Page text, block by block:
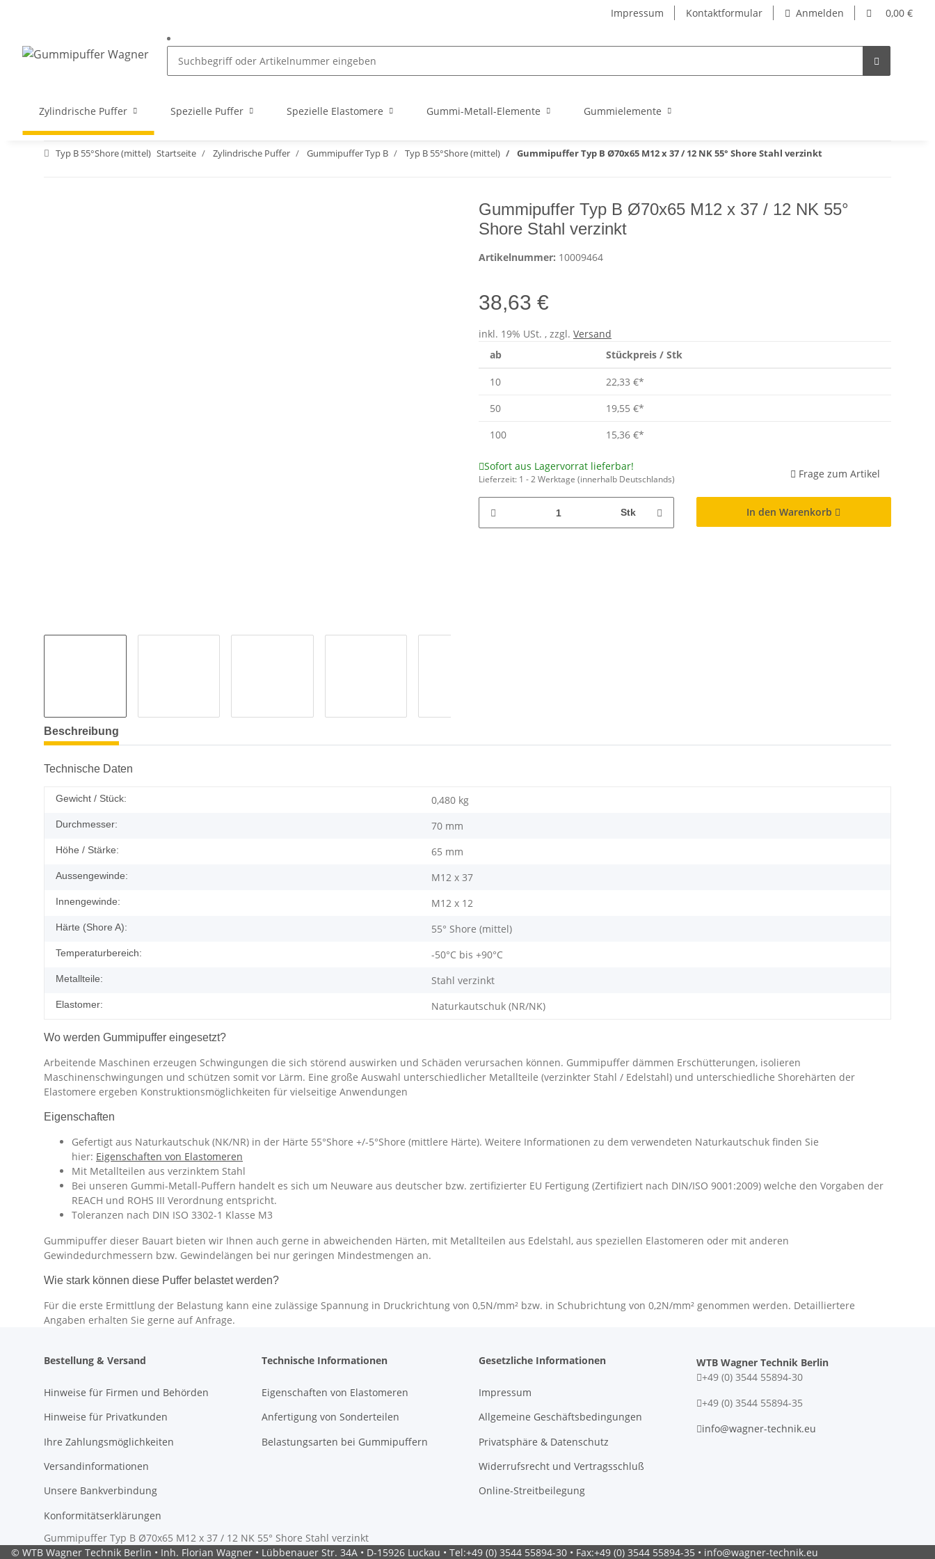
Impressum Kontaktformular Anmelden 0,00 €
Zylindrische Puffer Spezielle Puffer Spezielle Elastomere Gummi-Metall-Elemente Gummielemente
Typ B 55°Shore (mittel) Startseite Zylindrische Puffer Gummipuffer Typ B Typ B 55°Shore (mittel) Gummipuffer Typ B Ø70x65 M12 x 37 / 12 NK 55° Shore Stahl verzinkt
Gummipuffer Typ B Ø70x65 M12 x 37 / 12 NK 55°
Shore Stahl verzinkt
Artikelnummer: 10009464
38,63 €
inkl. 19% USt. , zzgl. Versand
ab
Stückpreis / Stk
10 22,33 €*
50
19,55 €*
100
15,36 €*
Sofort aus Lagervorrat lieferbar!
Lieferzeit: 1 - 2 Werktage (innerhalb Deutschlands) Frage zum Artikel
Stk In den Warenkorb
Beschreibung
Technische Daten
Gewicht / Stück: 0,480 kg
Durchmesser: 70 mm
Höhe / Stärke: 65 mm
Aussengewinde: M12 x 37
Innengewinde: M12 x 12
Härte (Shore A): 55° Shore (mittel)
Temperaturbereich: -50°C bis +90°C
Metallteile: Stahl verzinkt
Elastomer: Naturkautschuk (NR/NK)
Wo werden Gummipuffer eingesetzt?
Arbeitende Maschinen erzeugen Schwingungen die sich störend auswirken und Schäden verursachen können. Gummipuffer dämmen Erschütterungen, isolieren
Maschinenschwingungen und schützen somit vor Lärm. Eine große Auswahl unterschiedlicher Metallteile (verzinkter Stahl / Edelstahl) und unterschiedliche Shorehärten der
Elastomere ergeben Konstruktionsmöglichkeiten für vielseitige Anwendungen
Eigenschaften
Gefertigt aus Naturkautschuk (NK/NR) in der Härte 55°Shore +/-5°Shore (mittlere Härte). Weitere Informationen zu dem verwendeten Naturkautschuk finden Sie
hier: Eigenschaften von Elastomeren
Mit Metallteilen aus verzinktem Stahl
Bei unseren Gummi-Metall-Puffern handelt es sich um Neuware aus deutscher bzw. zertifizierter EU Fertigung (Zertifiziert nach DIN/ISO 9001:2009) welche den Vorgaben der
REACH und ROHS III Verordnung entspricht.
Toleranzen nach DIN ISO 3302-1 Klasse M3
Gummipuffer dieser Bauart bieten wir Ihnen auch gerne in abweichenden Härten, mit Metallteilen aus Edelstahl, aus speziellen Elastomeren oder mit anderen
Gewindedurchmessern bzw. Gewindelängen bei nur geringen Mindestmengen an.
Wie stark können diese Puffer belastet werden?
Für die erste Ermittlung der Belastung kann eine zulässige Spannung in Druckrichtung von 0,5N/mm² bzw. in Schubrichtung von 0,2N/mm² genommen werden. Detailliertere
Angaben erhalten Sie gerne auf Anfrage.
Bestellung & Versand
Hinweise für Firmen und Behörden
Hinweise für Privatkunden
Ihre Zahlungsmöglichkeiten
Versandinformationen
Unsere Bankverbindung
Konformitätserklärungen
Technische Informationen
Eigenschaften von Elastomeren
Anfertigung von Sonderteilen
Belastungsarten bei Gummipuffern
Gesetzliche Informationen
Impressum
Allgemeine Geschäftsbedingungen
Privatsphäre & Datenschutz
Widerrufsrecht und Vertragsschluß
Online-Streitbeilegung
WTB Wagner Technik Berlin
+49 (0) 3544 55894-30
+49 (0) 3544 55894-35
info@wagner-technik.eu
Gummipuffer Typ B Ø70x65 M12 x 37 / 12 NK 55° Shore Stahl verzinkt
© WTB Wagner Technik Berlin • Inh. Florian Wagner • Lübbenauer Str. 34A • D-15926 Luckau • Tel:+49 (0) 3544 55894-30 • Fax:+49 (0) 3544 55894-35 • info@wagner-technik.eu